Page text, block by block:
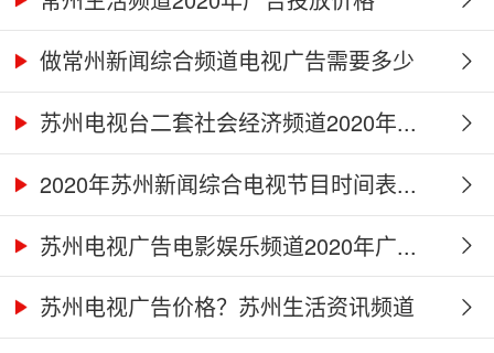
做常州新闻综合频道电视广告需要多少
钱...苏州电视台二套社会经济频道2020年...
2020年苏州新闻综合电视节目时间表...
苏州电视广告电影娱乐频道2020年广...
苏州电视广告价格？苏州生活资讯频道